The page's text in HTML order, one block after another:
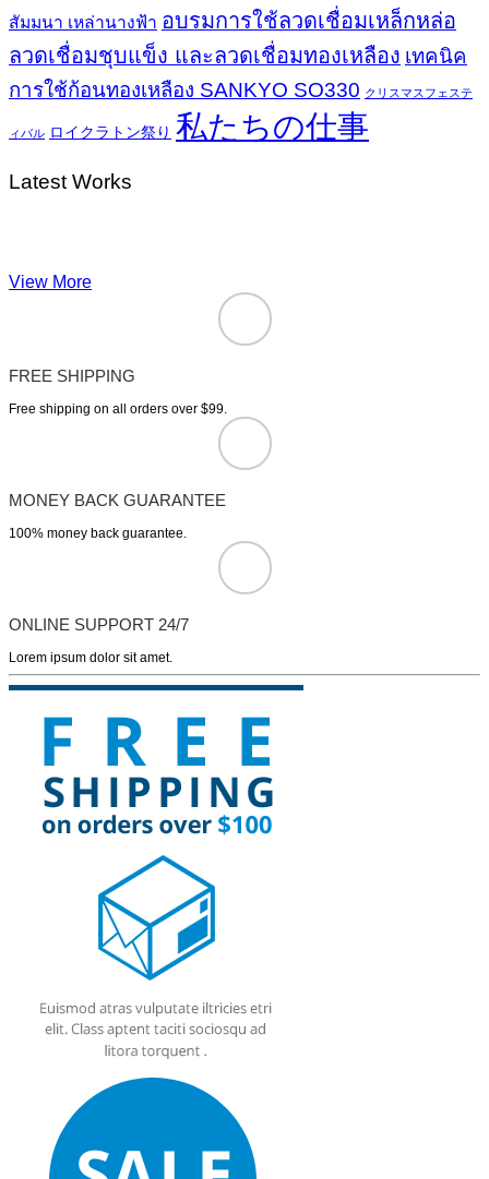
สัมมนา เหล่านางฟ้า อบรมการใช้ลวดเชื่อมเหล็กหล่อ
ลวดเชื่อมชุบแข็ง และลวดเชื่อมทองเหลือง เทคนิค
การใช้ก้อนทองเหลือง SANKYO SO330 クリスマスフェステ
ィバル ロイクラトン祭り 私たちの仕事
Latest Works
View More
FREE SHIPPING
Free shipping on all orders over $99.
MONEY BACK GUARANTEE
100% money back guarantee.
ONLINE SUPPORT 24/7
Lorem ipsum dolor sit amet.